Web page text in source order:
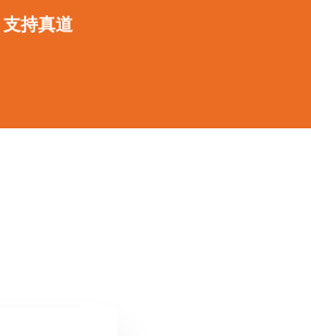
支持真道